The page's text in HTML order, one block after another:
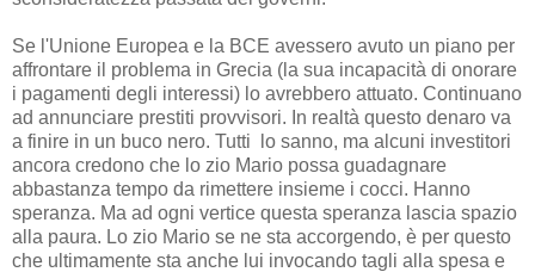
Se l'Unione Europea e la BCE avessero avuto un piano per
affrontare il problema in Grecia (la sua incapacità di onorare
i pagamenti degli interessi) lo avrebbero attuato. Continuano
ad annunciare prestiti provvisori. In realtà questo denaro va
a finire in un buco nero. Tutti lo sanno, ma alcuni investitori
ancora credono che lo zio Mario possa guadagnare
abbastanza tempo da rimettere insieme i cocci. Hanno
speranza. Ma ad ogni vertice questa speranza lascia spazio
alla paura. Lo zio Mario se ne sta accorgendo, è per questo
che ultimamente sta anche lui invocando tagli alla spesa e